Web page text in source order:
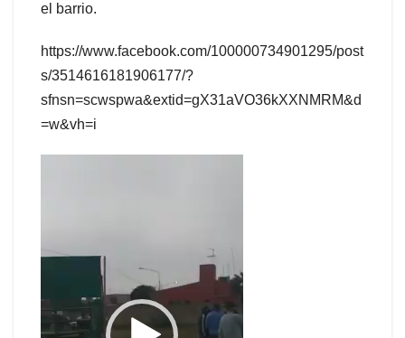
el barrio.
https://www.facebook.com/100000734901295/post
s/3514616181906177/?
sfnsn=scwspwa&extid=gX31aVO36kXXNMRM&d
=w&vh=i